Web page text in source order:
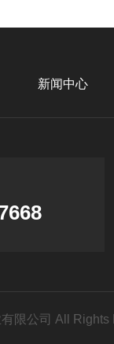
新闻中心
有限公司 All